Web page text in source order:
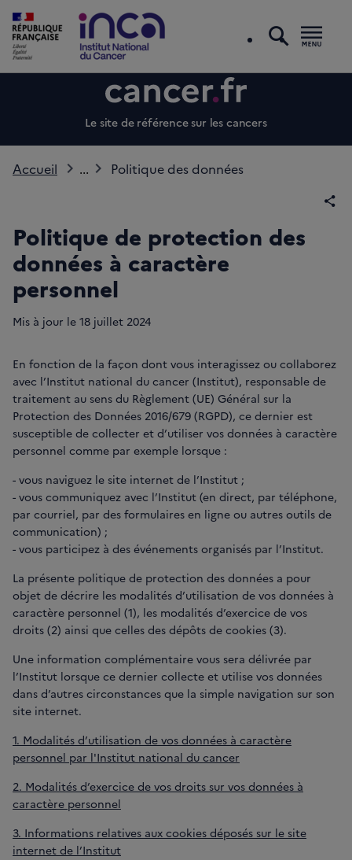
Le site de référence sur les cancers
Accueil ... Politique des données
Politique de protection des
données à caractère
personnel
Mis à jour le 18 juillet 2024
En fonction de la façon dont vous interagissez ou collaborez
avec l’Institut national du cancer (Institut), responsable de
traitement au sens du Règlement (UE) Général sur la
Protection des Données 2016/679 (RGPD), ce dernier est
susceptible de collecter et d’utiliser vos données à caractère
personnel comme par exemple lorsque :
- vous naviguez le site internet de l’Institut ;
- vous communiquez avec l’Institut (en direct, par téléphone,
par courriel, par des formulaires en ligne ou autres outils de
communication) ;
- vous participez à des événements organisés par l’Institut.
La présente politique de protection des données a pour
objet de décrire les modalités d’utilisation de vos données à
caractère personnel (1), les modalités d’exercice de vos
droits (2) ainsi que celles des dépôts de cookies (3).
Une information complémentaire vous sera délivrée par
l’Institut lorsque ce dernier collecte et utilise vos données
dans d’autres circonstances que la simple navigation sur son
site internet.
1. Modalités d’utilisation de vos données à caractère
personnel par l'Institut national du cancer
2. Modalités d’exercice de vos droits sur vos données à
caractère personnel
3. Informations relatives aux cookies déposés sur le site
internet de l’Institut